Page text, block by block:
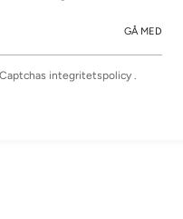
GÅ MED
integritetspolicy